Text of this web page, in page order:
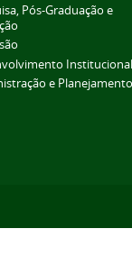
Pós-Graduação e
Institucional
e Planejamento